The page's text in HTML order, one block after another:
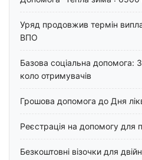
Уряд продовжив термін
ВПО
Базова соціальна допомога:
коло отримувачів
Грошова допомога до Дня
Реєстрація на допомогу для
Безкоштовні візочки для